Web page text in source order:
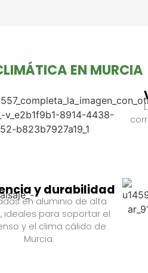
EN MURCIA
y durabilidad
en aluminio de alta
ideales para soportar el
y el clima cálido de
Murcia.